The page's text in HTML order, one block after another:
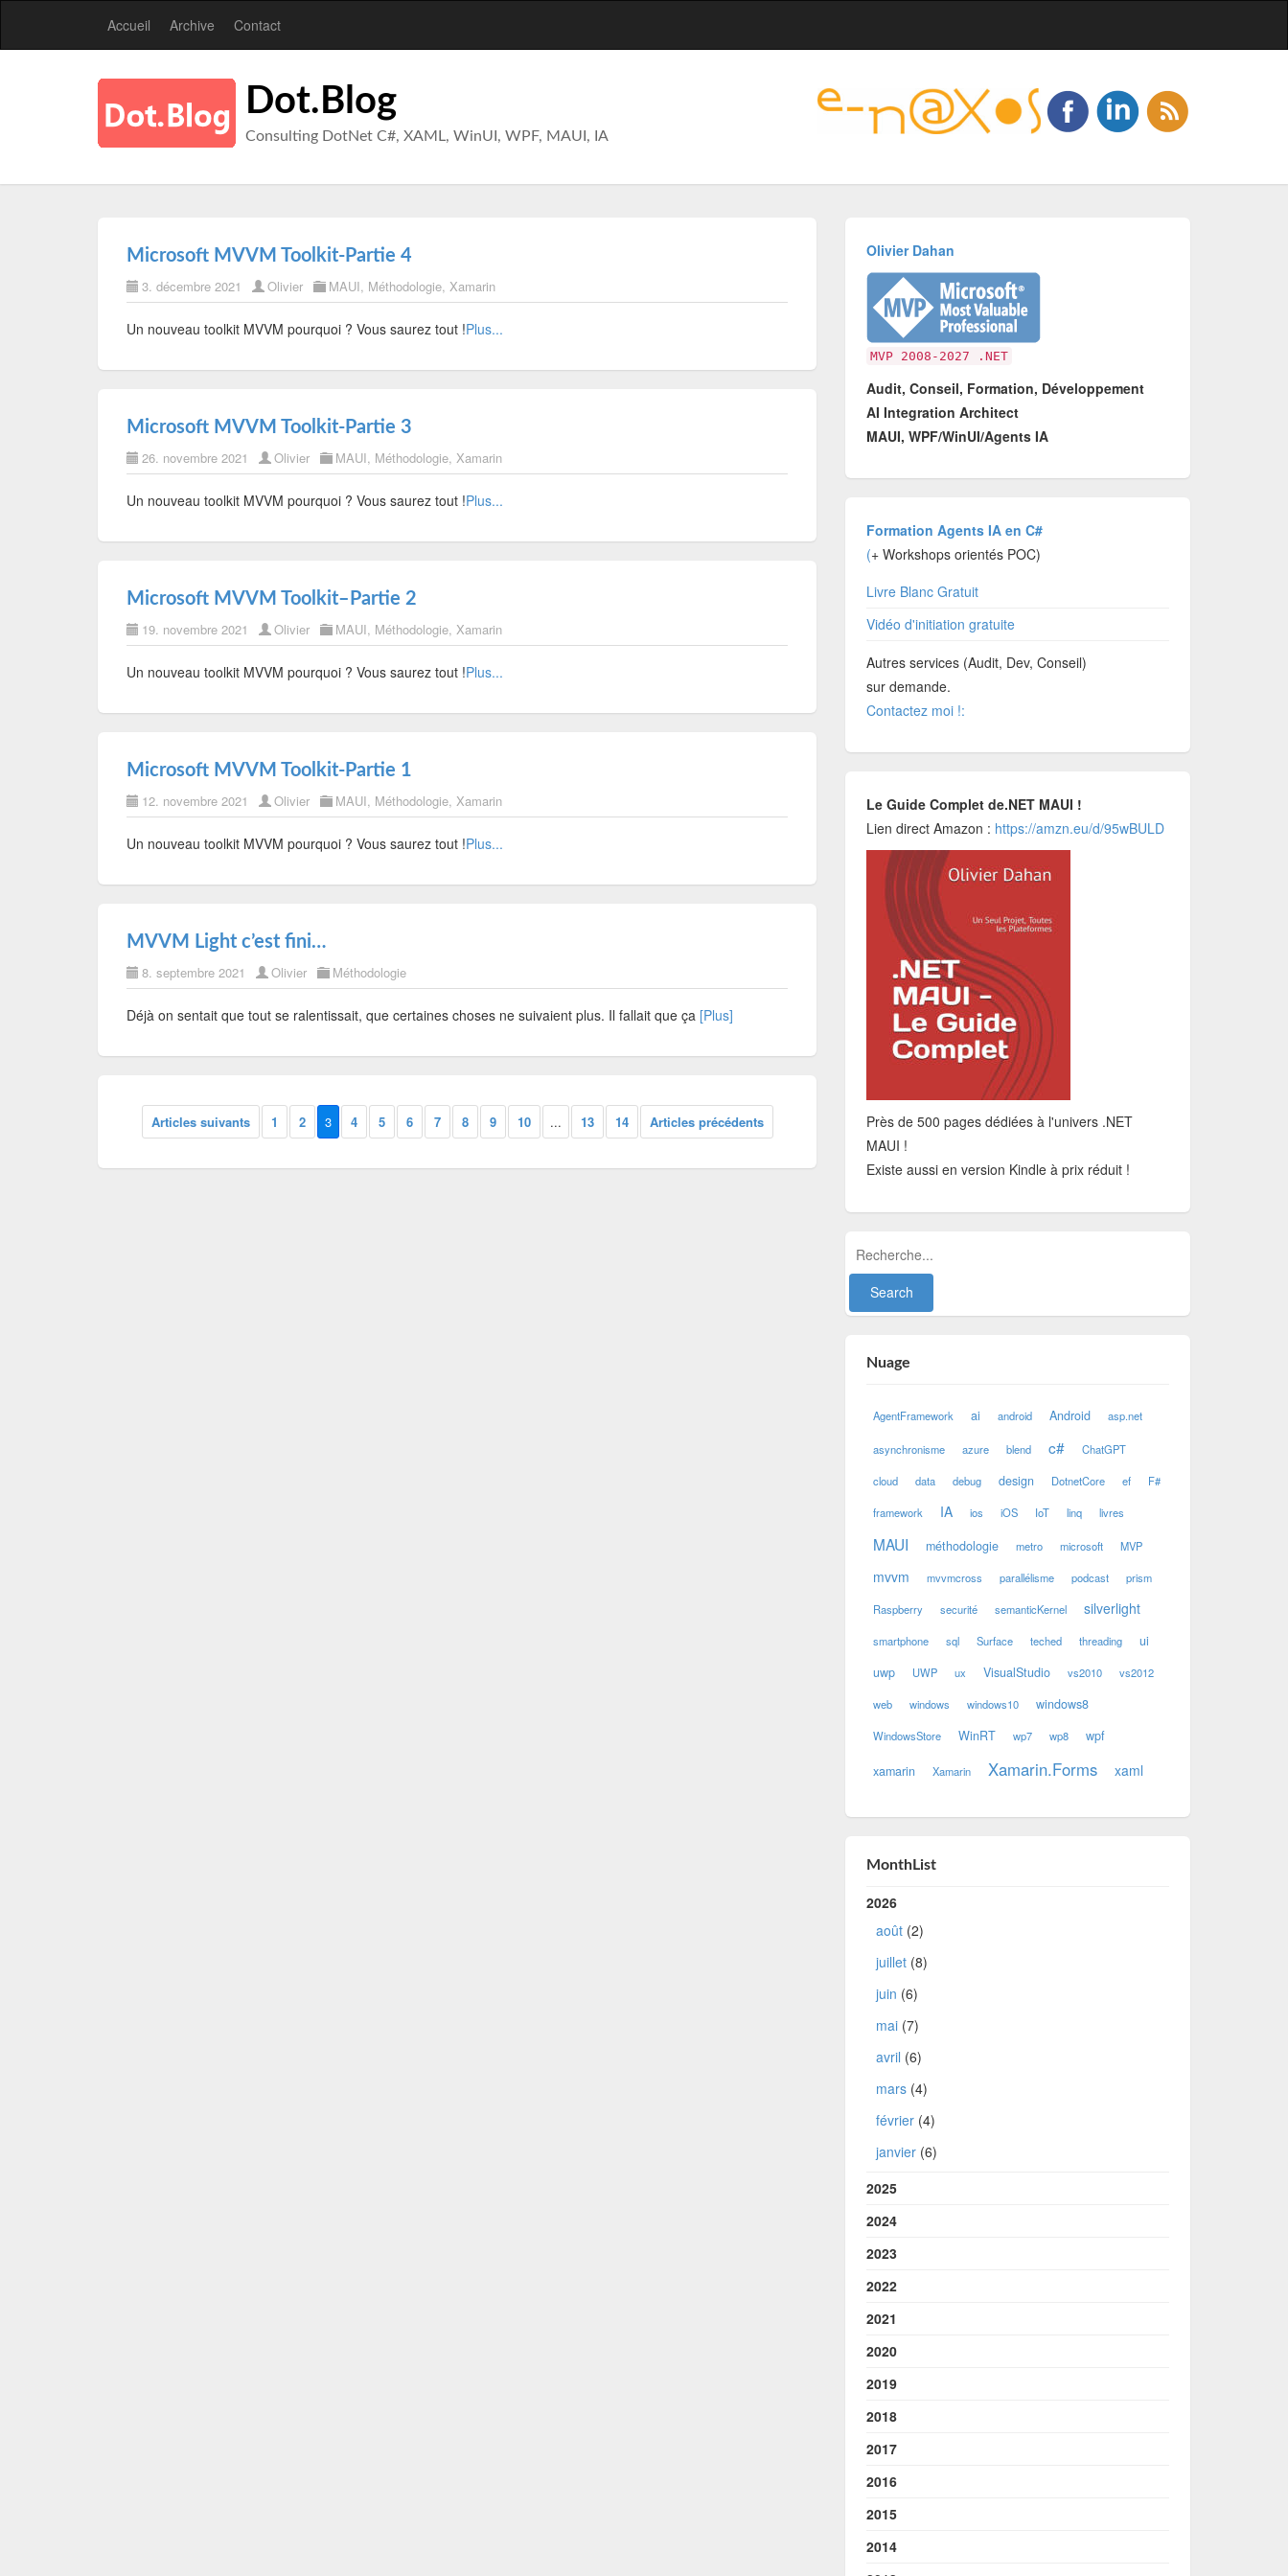
Accueil Archive Contact
Dot.Blog
Consulting DotNet C#, XAML, WinUI, WPF, MAUI, IA
Microsoft MVVM Toolkit-Partie 4
3. décembre 2021 Olivier MAUI, Méthodologie, Xamarin
Un nouveau toolkit MVVM pourquoi ? Vous saurez tout !Plus...
Microsoft MVVM Toolkit-Partie 3
26. novembre 2021 Olivier MAUI, Méthodologie, Xamarin
Un nouveau toolkit MVVM pourquoi ? Vous saurez tout !Plus...
Microsoft MVVM Toolkit–Partie 2
19. novembre 2021 Olivier MAUI, Méthodologie, Xamarin
Un nouveau toolkit MVVM pourquoi ? Vous saurez tout !Plus...
Microsoft MVVM Toolkit-Partie 1
12. novembre 2021 Olivier MAUI, Méthodologie, Xamarin
Un nouveau toolkit MVVM pourquoi ? Vous saurez tout !Plus...
MVVM Light c’est fini…
8. septembre 2021 Olivier Méthodologie
Déjà on sentait que tout se ralentissait, que certaines choses ne suivaient plus. Il fallait que ça [Plus]
Articles suivants 1 2 3 4 5 6 7 8 9 10 ... 13 14 Articles précédents
Olivier Dahan
MVP 2008-2027 .NET
Audit, Conseil, Formation, Développement
AI Integration Architect
MAUI, WPF/WinUI/Agents IA
Formation Agents IA en C#
(+ Workshops orientés POC)
Livre Blanc Gratuit
Vidéo d'initiation gratuite
Autres services (Audit, Dev, Conseil)
sur demande.
Contactez moi !:
Le Guide Complet de.NET MAUI !
Lien direct Amazon : https://amzn.eu/d/95wBULD
Près de 500 pages dédiées à l'univers .NET
MAUI !
Existe aussi en version Kindle à prix réduit !
Nuage
AgentFramework ai android Android asp.net
asynchronisme azure blend c# ChatGPT
cloud data debug design DotnetCore ef F#
framework IA ios iOS IoT linq livres
MAUI méthodologie metro microsoft MVP
mvvm mvvmcross parallélisme podcast prism
Raspberry securité semanticKernel silverlight
smartphone sql Surface teched threading
ui
uwp
UWP ux VisualStudio vs2010 vs2012
web windows windows10 windows8
WindowsStore WinRT wp7 wp8 wpf
xamarin Xamarin Xamarin.Forms xaml
MonthList
2026
août(2)
juillet(8)
juin (6)
mai(7)
avril (6)
mars(4)
février(4)
janvier(6)
2025
2024
2023
2022
2021
2020
2019
2018
2017
2016
2015
2014